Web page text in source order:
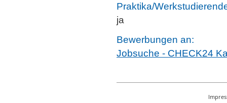
Praktika/
ja
Bewerbungen an:
Jobsuche - CHECK24